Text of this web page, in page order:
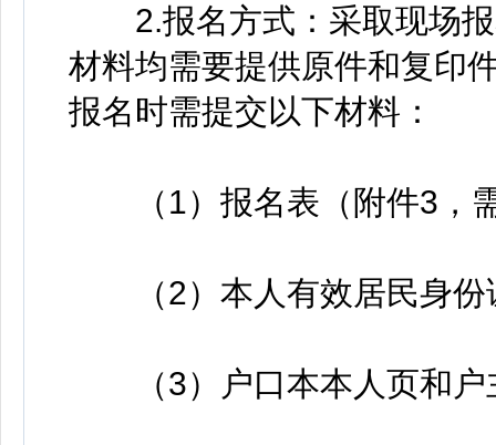
2.报名方式：采取现场报
材料均需要提供原件和复印
报名时需提交以下材料：
（1）报名表（附件3，需
（2）本人有效居民身份
（3）户口本本人页和户